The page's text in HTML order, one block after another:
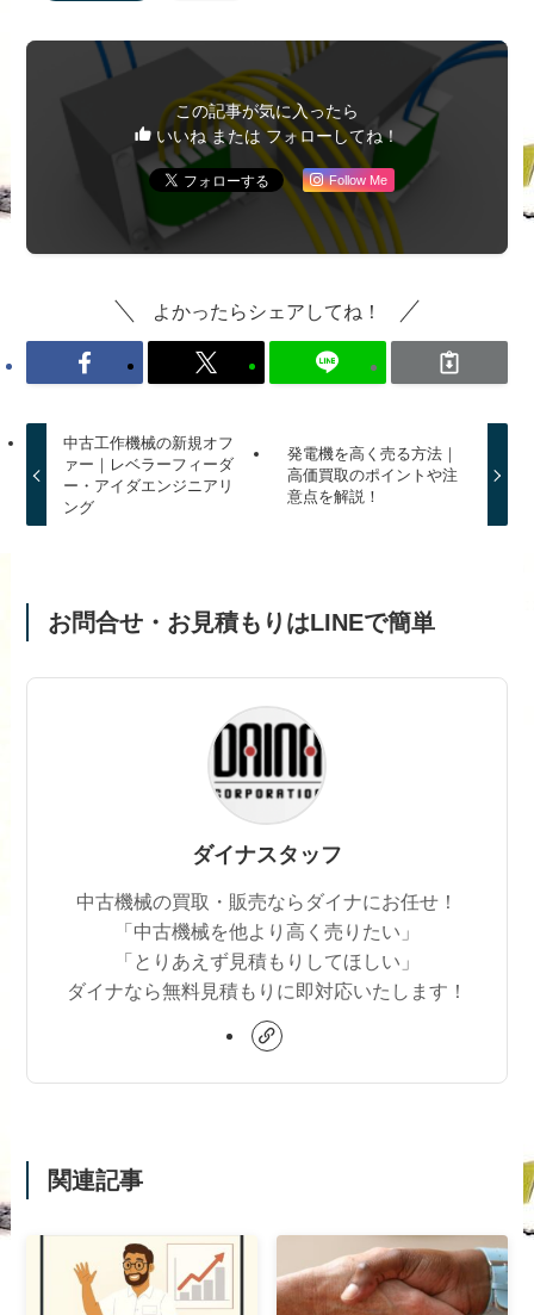
この記事が気に入ったら
いいね または フォローしてね！
Follow Me
よかったらシェアしてね！
中古工作機械の新規オフ
ァー｜レベラーフィーダ
ー・アイダエンジニアリ
ング
発電機を高く売る方法｜
高価買取のポイントや注
意点を解説！
お問合せ・お見積もりはLINEで簡単
ダイナスタッフ
中古機械の買取・販売ならダイナにお任せ！
「中古機械を他より高く売りたい」
「とりあえず見積もりしてほしい」
ダイナなら無料見積もりに即対応いたします！
関連記事